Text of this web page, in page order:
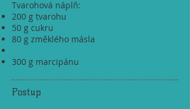
Tvarohová náplň:
200 g tvarohu
50 g cukru
80 g změklého másla
300 g marcipánu
Postup